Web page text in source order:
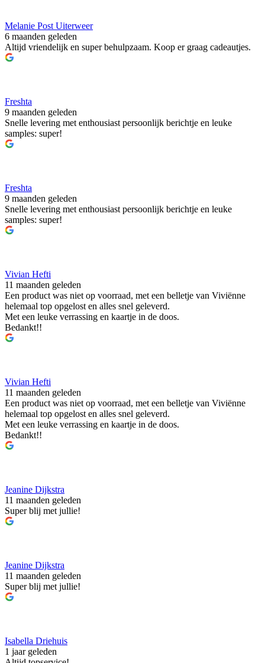
Melanie Post Uiterweer
6 maanden geleden
Altijd vriendelijk en super behulpzaam. Koop er graag cadeautjes.
Freshta
9 maanden geleden
Snelle levering met enthousiast persoonlijk berichtje en leuke
samples: super!
Freshta
9 maanden geleden
Snelle levering met enthousiast persoonlijk berichtje en leuke
samples: super!
Vivian Hefti
11 maanden geleden
Een product was niet op voorraad, met een belletje van Viviënne
helemaal top opgelost en alles snel geleverd.
Met een leuke verrassing en kaartje in de doos.
Bedankt!!
Vivian Hefti
11 maanden geleden
Een product was niet op voorraad, met een belletje van Viviënne
helemaal top opgelost en alles snel geleverd.
Met een leuke verrassing en kaartje in de doos.
Bedankt!!
Jeanine Dijkstra
11 maanden geleden
Super blij met jullie!
Jeanine Dijkstra
11 maanden geleden
Super blij met jullie!
Isabella Driehuis
1 jaar geleden